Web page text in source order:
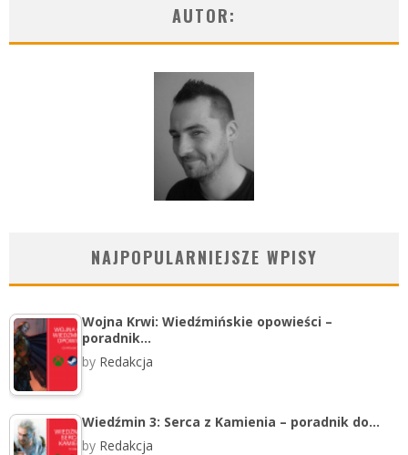
AUTOR:
NAJPOPULARNIEJSZE WPISY
Wojna Krwi: Wiedźmińskie opowieści –
poradnik…
by Redakcja
Wiedźmin 3: Serca z Kamienia – poradnik do…
by Redakcja